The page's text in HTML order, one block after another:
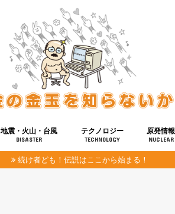
地震・火山・台風
DISASTER
テクノロジー
TECHNOLOGY
健康
宇宙
原発情報
NUCLEAR
続け者ども！伝説はここから始まる！